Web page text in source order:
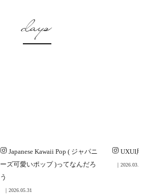
days
Japanese Kawaii Pop ( ジャパニ
ーズ可愛いポップ )ってなんだろ
う
｜2026.05.31
UXUI用語
｜2026.03.16